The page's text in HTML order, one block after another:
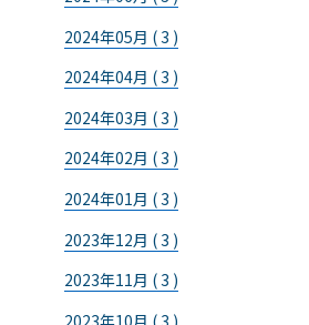
2024年05月 ( 3 )
2024年04月 ( 3 )
2024年03月 ( 3 )
2024年02月 ( 3 )
2024年01月 ( 3 )
2023年12月 ( 3 )
2023年11月 ( 3 )
2023年10月 ( 3 )